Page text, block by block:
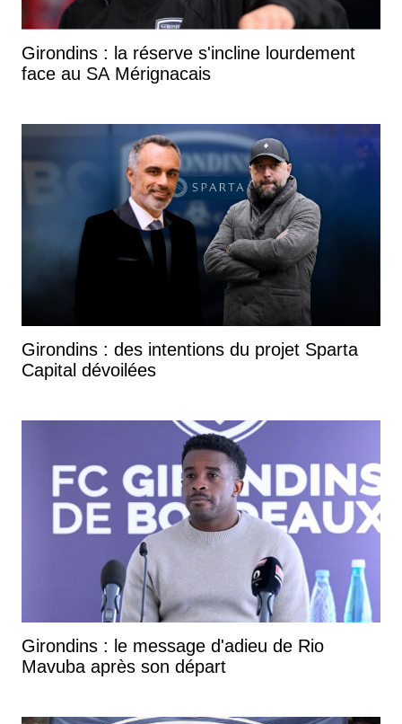
Girondins : la réserve s'incline lourdement
face au SA Mérignacais
Girondins : des intentions du projet Sparta
Capital dévoilées
Girondins : le message d'adieu de Rio
Mavuba après son départ